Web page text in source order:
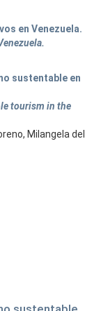
en Venezuela.
sustentable en
tourism in the
Milangela del